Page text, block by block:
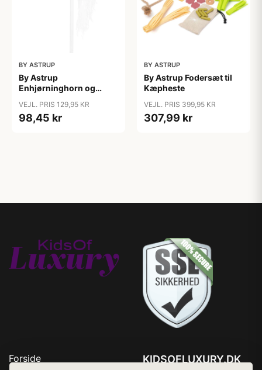
BY ASTRUP
By Astrup
Enhjørninghorn og
VEJL. PRIS 129,95 KR
98,45 kr
BY ASTRUP
By Astrup Fodersæt til
Kæpheste
VEJL. PRIS 399,95 KR
307,99 kr
Forside
KIDSOFLUXURY.DK